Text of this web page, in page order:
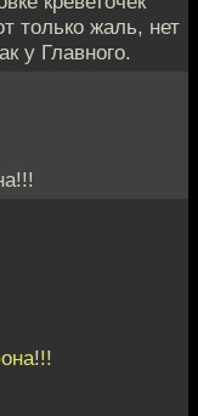
только жаль, нет
у Главного.